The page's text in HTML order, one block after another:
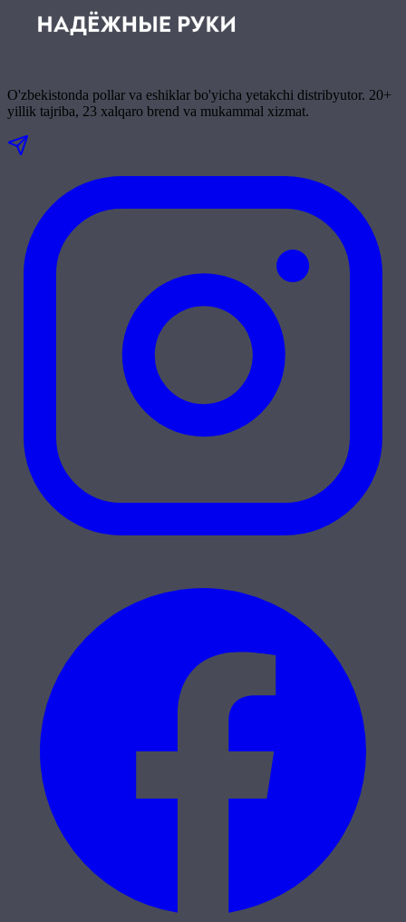
O'zbekistonda pollar va eshiklar bo'yicha yetakchi distribyutor. 20+
yillik tajriba, 23 xalqaro brend va mukammal xizmat.